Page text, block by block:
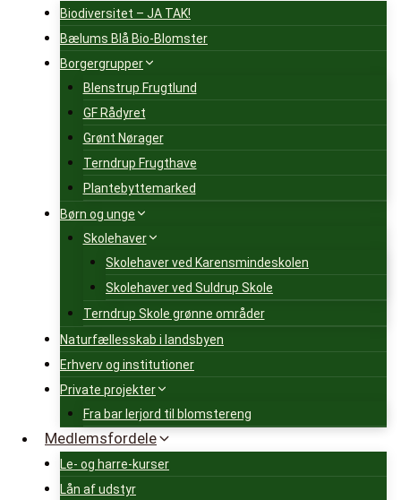
Biodiversitet – JA TAK!
Bælums Blå Bio-Blomster
Borgergrupper
Blenstrup Frugtlund
GF Rådyret
Grønt Nørager
Terndrup Frugthave
Plantebyttemarked
Børn og unge
Skolehaver
Skolehaver ved Karensmindeskolen
Skolehaver ved Suldrup Skole
Terndrup Skole grønne områder
Naturfællesskab i landsbyen
Erhverv og institutioner
Private projekter
Fra bar lerjord til blomstereng
Medlemsfordele
Le- og harre-kurser
Lån af udstyr